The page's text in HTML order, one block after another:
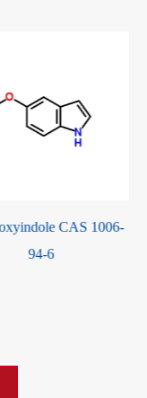
Ácido 4-
CAS 619-67-0